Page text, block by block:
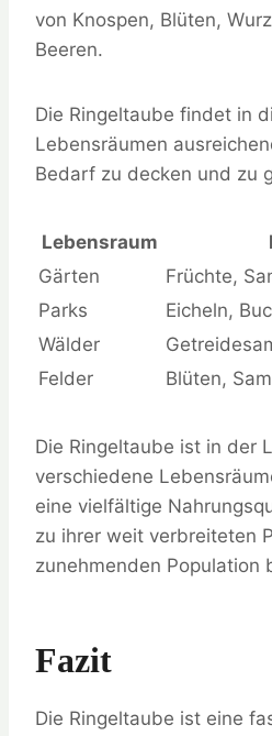
von Knospen, Blüten,
Beeren.
Die Ringeltaube findet in
Lebensräumen
Bedarf zu decken und zu
Lebensraum
Gärten
Früchte,
Parks
Eicheln,
Wälder
Felder
Blüten,
Die Ringeltaube ist in der
verschiedene
eine vielfältige
zu ihrer weit verbreiteten
zunehmenden Population
Fazit
Die Ringeltaube ist eine